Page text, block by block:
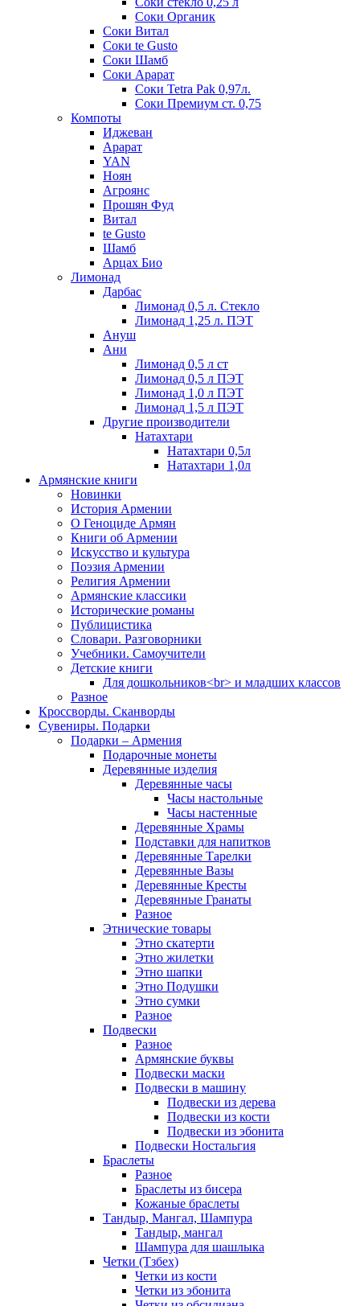
Соки Органик
Соки Витал
Соки te Gusto
Соки Шамб
Соки Арарат
Соки Tetra Pak 0,97л.
Соки Премиум ст. 0,75
Компоты
Иджеван
Арарат
YAN
Ноян
Агроянс
Прошян Фуд
Витал
te Gusto
Шамб
Арцах Био
Лимонад
Дарбас
Лимонад 0,5 л. Стекло
Лимонад 1,25 л. ПЭТ
Ануш
Ани
Лимонад 0,5 л ст
Лимонад 0,5 л ПЭТ
Лимонад 1,0 л ПЭТ
Лимонад 1,5 л ПЭТ
Другие производители
Натахтари
Натахтари 0,5л
Натахтари 1,0л
Армянские книги
Новинки
История Армении
О Геноциде Армян
Книги об Армении
Иcкусство и культура
Поэзия Армении
Религия Армении
Армянские классики
Исторические романы
Публицистика
Словари. Разговорники
Учебники. Самоучители
Детские книги
Для дошкольников<br> и младших классов
Разное
Кроссворды. Сканворды
Сувениры. Подарки
Подарки – Армения
Подарочные монеты
Деревянные изделия
Деревянные часы
Часы настольные
Часы настенные
Деревянные Храмы
Подставки для напитков
Деревянные Тарелки
Деревянные Вазы
Деревянные Кресты
Деревянные Гранаты
Разное
Этнические товары
Этно скатерти
Этно жилетки
Этно шапки
Этно Подушки
Этно сумки
Разное
Подвески
Разное
Армянские буквы
Подвески маски
Подвески в машину
Подвески из дерева
Подвески из кости
Подвески из эбонита
Подвески Ностальгия
Браслеты
Разное
Браслеты из бисера
Кожаные браслеты
Тандыр, Мангал, Шампура
Тандыр, мангал
Шампура для шашлыка
Четки (Тзбех)
Четки из кости
Четки из эбонита